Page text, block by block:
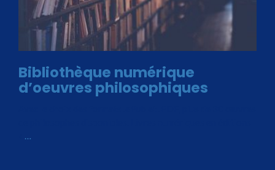
Bibliothèque numérique
d’oeuvres philosophiques
…